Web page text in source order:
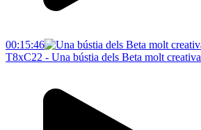
00:15:46
T8xC22 - Una bústia dels Beta molt creativa